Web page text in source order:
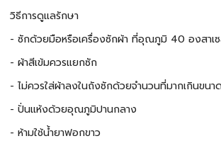
วิธีการดูแลรักษา
- ซักด้วยมือหรือเครื่องซักผ้า ที่อุณภูมิ 40 องสาเซ
- ผ้าสีเข้มควรแยกซัก
- ไม่ควรใส่ผ้าลงในถังซักด้วยจำนวนที่มากเกินขนา
- ปั่นแห้งด้วยอุณภูมิปานกลาง
- ห้ามใช้น้ำยาฟอกขาว